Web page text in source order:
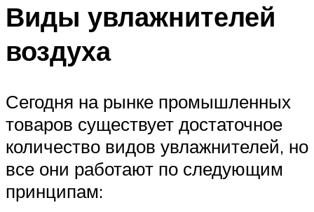
Виды увлажнителей
воздуха
Сегодня на рынке промышленных
товаров существует достаточное
количество видов увлажнителей, но
все они работают по следующим
принципам: